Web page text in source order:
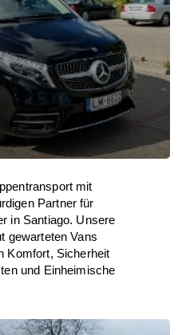
mit
Partner für
in Santiago. Unsere
gewarteten Vans
Komfort, Sicherheit
und Einheimische